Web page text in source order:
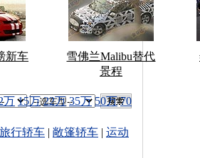
新车
雪佛兰Malibu替代
景程
万 15万 22万 35万 50万 70
旅行轿车 | 敞篷轿车 | 运动